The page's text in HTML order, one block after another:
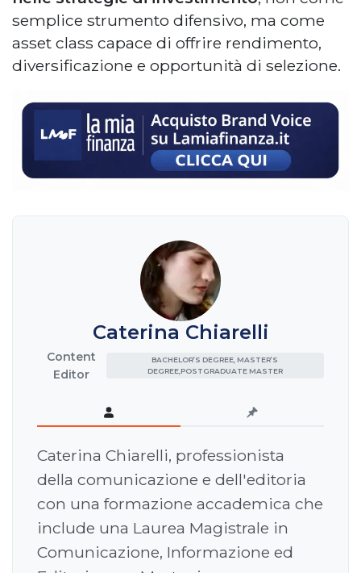
semplice strumento difensivo, ma come
asset class capace di offrire rendimento,
diversificazione e opportunità di selezione.
Caterina Chiarelli
Content
Editor
BACHELOR’S DEGREE, MASTER’S
DEGREE,POSTGRADUATE MASTER
Caterina Chiarelli, professionista
della comunicazione e dell'editoria
con una formazione accademica che
include una Laurea Magistrale in
Comunicazione, Informazione ed